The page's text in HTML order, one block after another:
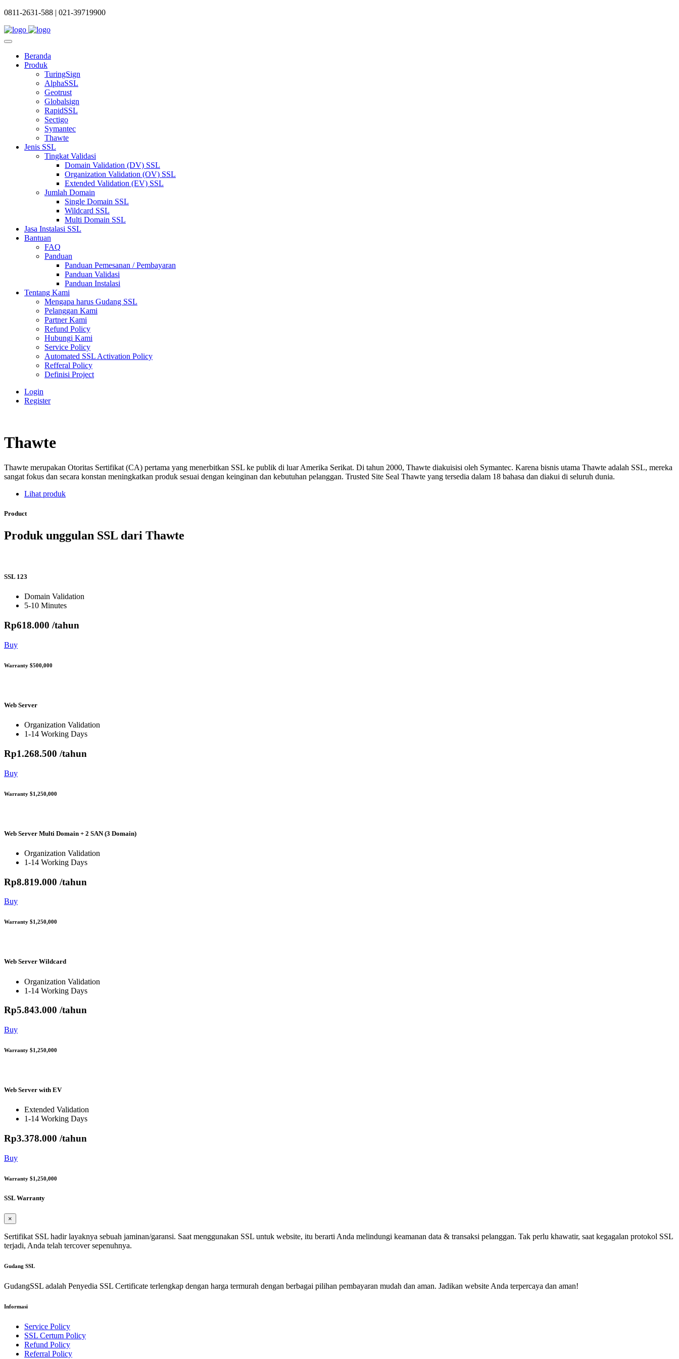
0811-2631-588 | 021-39719900
Beranda
Produk
TuringSign
AlphaSSL
Geotrust
Globalsign
RapidSSL
Sectigo
Symantec
Thawte
Jenis SSL
Tingkat Validasi
Domain Validation (DV) SSL
Organization Validation (OV) SSL
Extended Validation (EV) SSL
Jumlah Domain
Single Domain SSL
Wildcard SSL
Multi Domain SSL
Jasa Instalasi SSL
Bantuan
FAQ
Panduan
Panduan Pemesanan / Pembayaran
Panduan Validasi
Panduan Instalasi
Tentang Kami
Mengapa harus Gudang SSL
Pelanggan Kami
Partner Kami
Refund Policy
Hubungi Kami
Service Policy
Automated SSL Activation Policy
Refferal Policy
Definisi Project
Login
Register
Thawte
Thawte merupakan Otoritas Sertifikat (CA) pertama yang menerbitkan SSL ke publik di luar Amerika Serikat. Di tahun 2000, Thawte diakuisisi oleh Symantec. Karena bisnis utama Thawte adalah SSL, mereka
sangat fokus dan secara konstan meningkatkan produk sesuai dengan keinginan dan kebutuhan pelanggan. Trusted Site Seal Thawte yang tersedia dalam 18 bahasa dan diakui di seluruh dunia.
Lihat produk
Product
Produk unggulan SSL dari Thawte
SSL 123
Domain Validation
5-10 Minutes
Rp618.000 /tahun
Buy
Warranty $500,000
Web Server
Organization Validation
1-14 Working Days
Rp1.268.500 /tahun
Buy
Warranty $1,250,000
Web Server Multi Domain + 2 SAN (3 Domain)
Organization Validation
1-14 Working Days
Rp8.819.000 /tahun
Buy
Warranty $1,250,000
Web Server Wildcard
Organization Validation
1-14 Working Days
Rp5.843.000 /tahun
Buy
Warranty $1,250,000
Web Server with EV
Extended Validation
1-14 Working Days
Rp3.378.000 /tahun
Buy
Warranty $1,250,000
SSL Warranty
×
Sertifikat SSL hadir layaknya sebuah jaminan/garansi. Saat menggunakan SSL untuk website, itu berarti Anda melindungi keamanan data & transaksi pelanggan. Tak perlu khawatir, saat kegagalan protokol SSL
terjadi, Anda telah tercover sepenuhnya.
Gudang SSL
GudangSSL adalah Penyedia SSL Certificate terlengkap dengan harga termurah dengan berbagai pilihan pembayaran mudah dan aman. Jadikan website Anda terpercaya dan aman!
Informasi
Service Policy
SSL Certum Policy
Refund Policy
Referral Policy